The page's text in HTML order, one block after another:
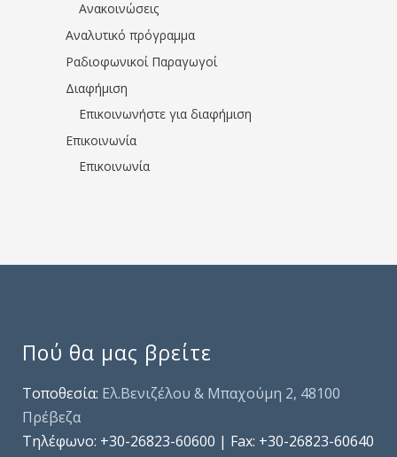
Ανακοινώσεις
Αναλυτικό πρόγραμμα
Ραδιοφωνικοί Παραγωγοί
Διαφήμιση
Επικοινωνήστε για διαφήμιση
Επικοινωνία
Επικοινωνία
Πού θα μας βρείτε
Τοποθεσία: Ελ.Βενιζέλου & Μπαχούμη 2, 48100
Πρέβεζα
Τηλέφωνo: +30-26823-60600 | Fax: +30-26823-60640